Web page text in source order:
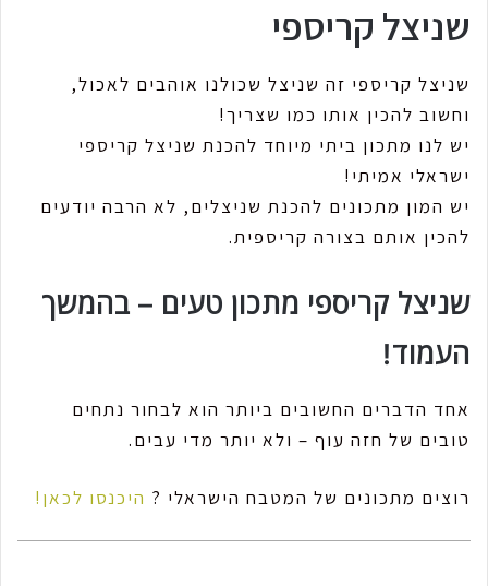
שניצל קריספי
שניצל קריספי זה שניצל שכולנו אוהבים לאכול,
וחשוב להכין אותו כמו שצריך!
יש לנו מתכון ביתי מיוחד להכנת שניצל קריספי
ישראלי אמיתי!
יש המון מתכונים להכנת שניצלים, לא הרבה יודעים
להכין אותם בצורה קריספית.
שניצל קריספי מתכון טעים – בהמשך
העמוד!
אחד הדברים החשובים ביותר הוא לבחור נתחים
טובים של חזה עוף – ולא יותר מדי עבים.
רוצים מתכונים של המטבח הישראלי ? היכנסו לכאן!